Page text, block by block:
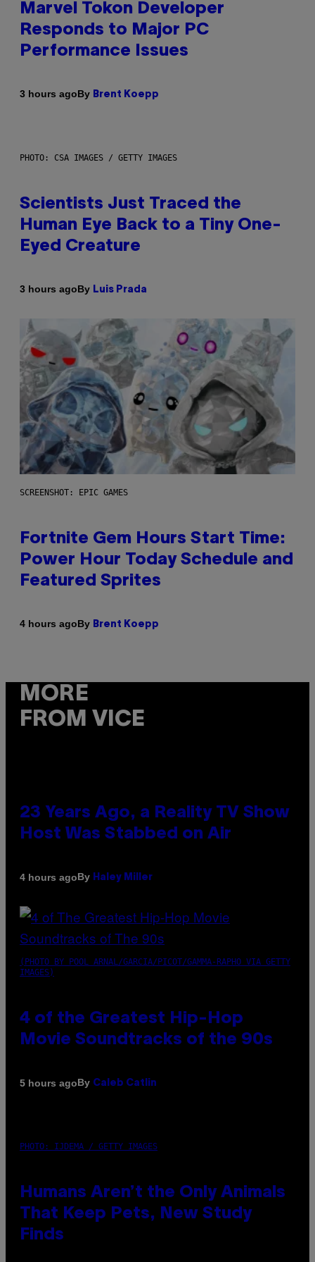
Marvel Tokon Developer
Responds to Major PC
Performance Issues
3 hours agoBy Brent Koepp
PHOTO: CSA IMAGES / GETTY IMAGES
Scientists Just Traced the
Human Eye Back to a Tiny One-
Eyed Creature
3 hours agoBy Luis Prada
SCREENSHOT: EPIC GAMES
Fortnite Gem Hours Start Time:
Power Hour Today Schedule and
Featured Sprites
4 hours agoBy Brent Koepp
MORE
FROM VICE
23 Years Ago, a Reality TV Show
Host Was Stabbed on Air
4 hours agoBy Haley Miller
(PHOTO BY POOL ARNAL/GARCIA/PICOT/GAMMA-RAPHO VIA GETTY
IMAGES)
4 of the Greatest Hip-Hop
Movie Soundtracks of the 90s
5 hours agoBy Caleb Catlin
PHOTO: IJDEMA / GETTY IMAGES
Humans Aren’t the Only Animals
That Keep Pets, New Study
Finds